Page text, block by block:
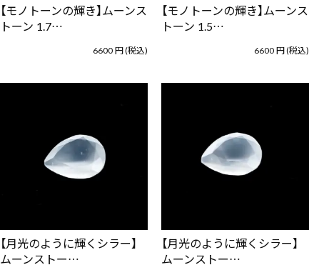
【モノトーンの輝き】ムーンス
トーン 1.7…
6600円(税込)
【モノトーンの輝き】ムーンス
トーン 1.5…
6600円(税込)
【月光のように輝くシラー】
ムーンストー…
【月光のように輝くシラー】
ムーンストー…